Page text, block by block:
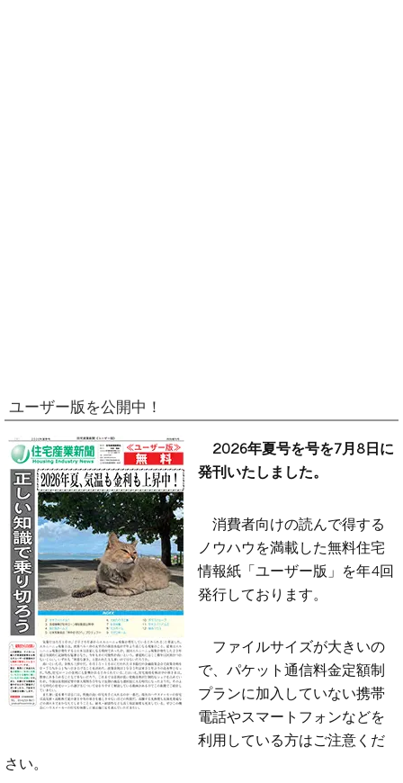
ユーザー版を公開中！
2026年夏号を号を7月8日に
発刊いたしました。
消費者向けの読んで得する
ノウハウを満載した無料住宅
情報紙「ユーザー版」を年4回
発行しております。
ファイルサイズが大きいの
で、パケット通信料金定額制
プランに加入していない携帯
電話やスマートフォンなどを
利用している方はご注意くだ
さい。